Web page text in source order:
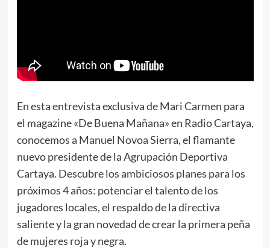
En esta entrevista exclusiva de Mari Carmen para
el magazine «De Buena Mañana» en Radio Cartaya,
conocemos a Manuel Novoa Sierra, el flamante
nuevo presidente de la Agrupación Deportiva
Cartaya. Descubre los ambiciosos planes para los
próximos 4 años: potenciar el talento de los
jugadores locales, el respaldo de la directiva
saliente y la gran novedad de crear la primera peña
de mujeres roja y negra.